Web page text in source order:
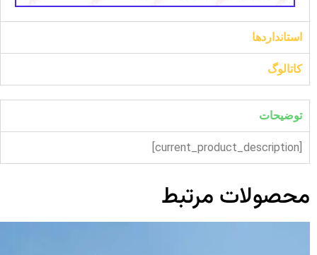
استانداردها
کاتالوگ
توضیحات
محصولات مرتبط